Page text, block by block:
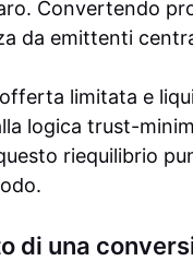
Convertendo
da emittenti
limitata e
logica trust-
riequilibrio
di una